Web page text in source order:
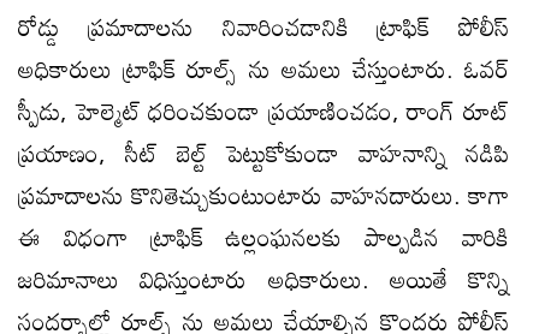
రోడ్డు ప్రమాదాలను నివారించడానికి ట్రాఫిక్ పోలీస్
అధికారులు ట్రాఫిక్ రూల్స్ ను అమలు చేస్తుంటారు. ఓవర్
స్పీడు, హెల్మెట్ ధరించకుండా ప్రయాణించడం, రాంగ్ రూట్
ప్రయాణం, సీట్ బెల్ట్ పెట్టుకోకుండా వాహనాన్ని నడిపి
ప్రమాదాలను కొనితెచ్చుకుంటుంటారు వాహనదారులు. కాగా
ఈ విధంగా ట్రాఫిక్ ఉల్లంఘనలకు పాల్పడిన వారికి
జరిమానాలు విధిస్తుంటారు అధికారులు. అయితే కొన్ని
సందర్భాల్లో రూల్స్ ను అమలు చేయాల్సిన కొందరు పోలీస్